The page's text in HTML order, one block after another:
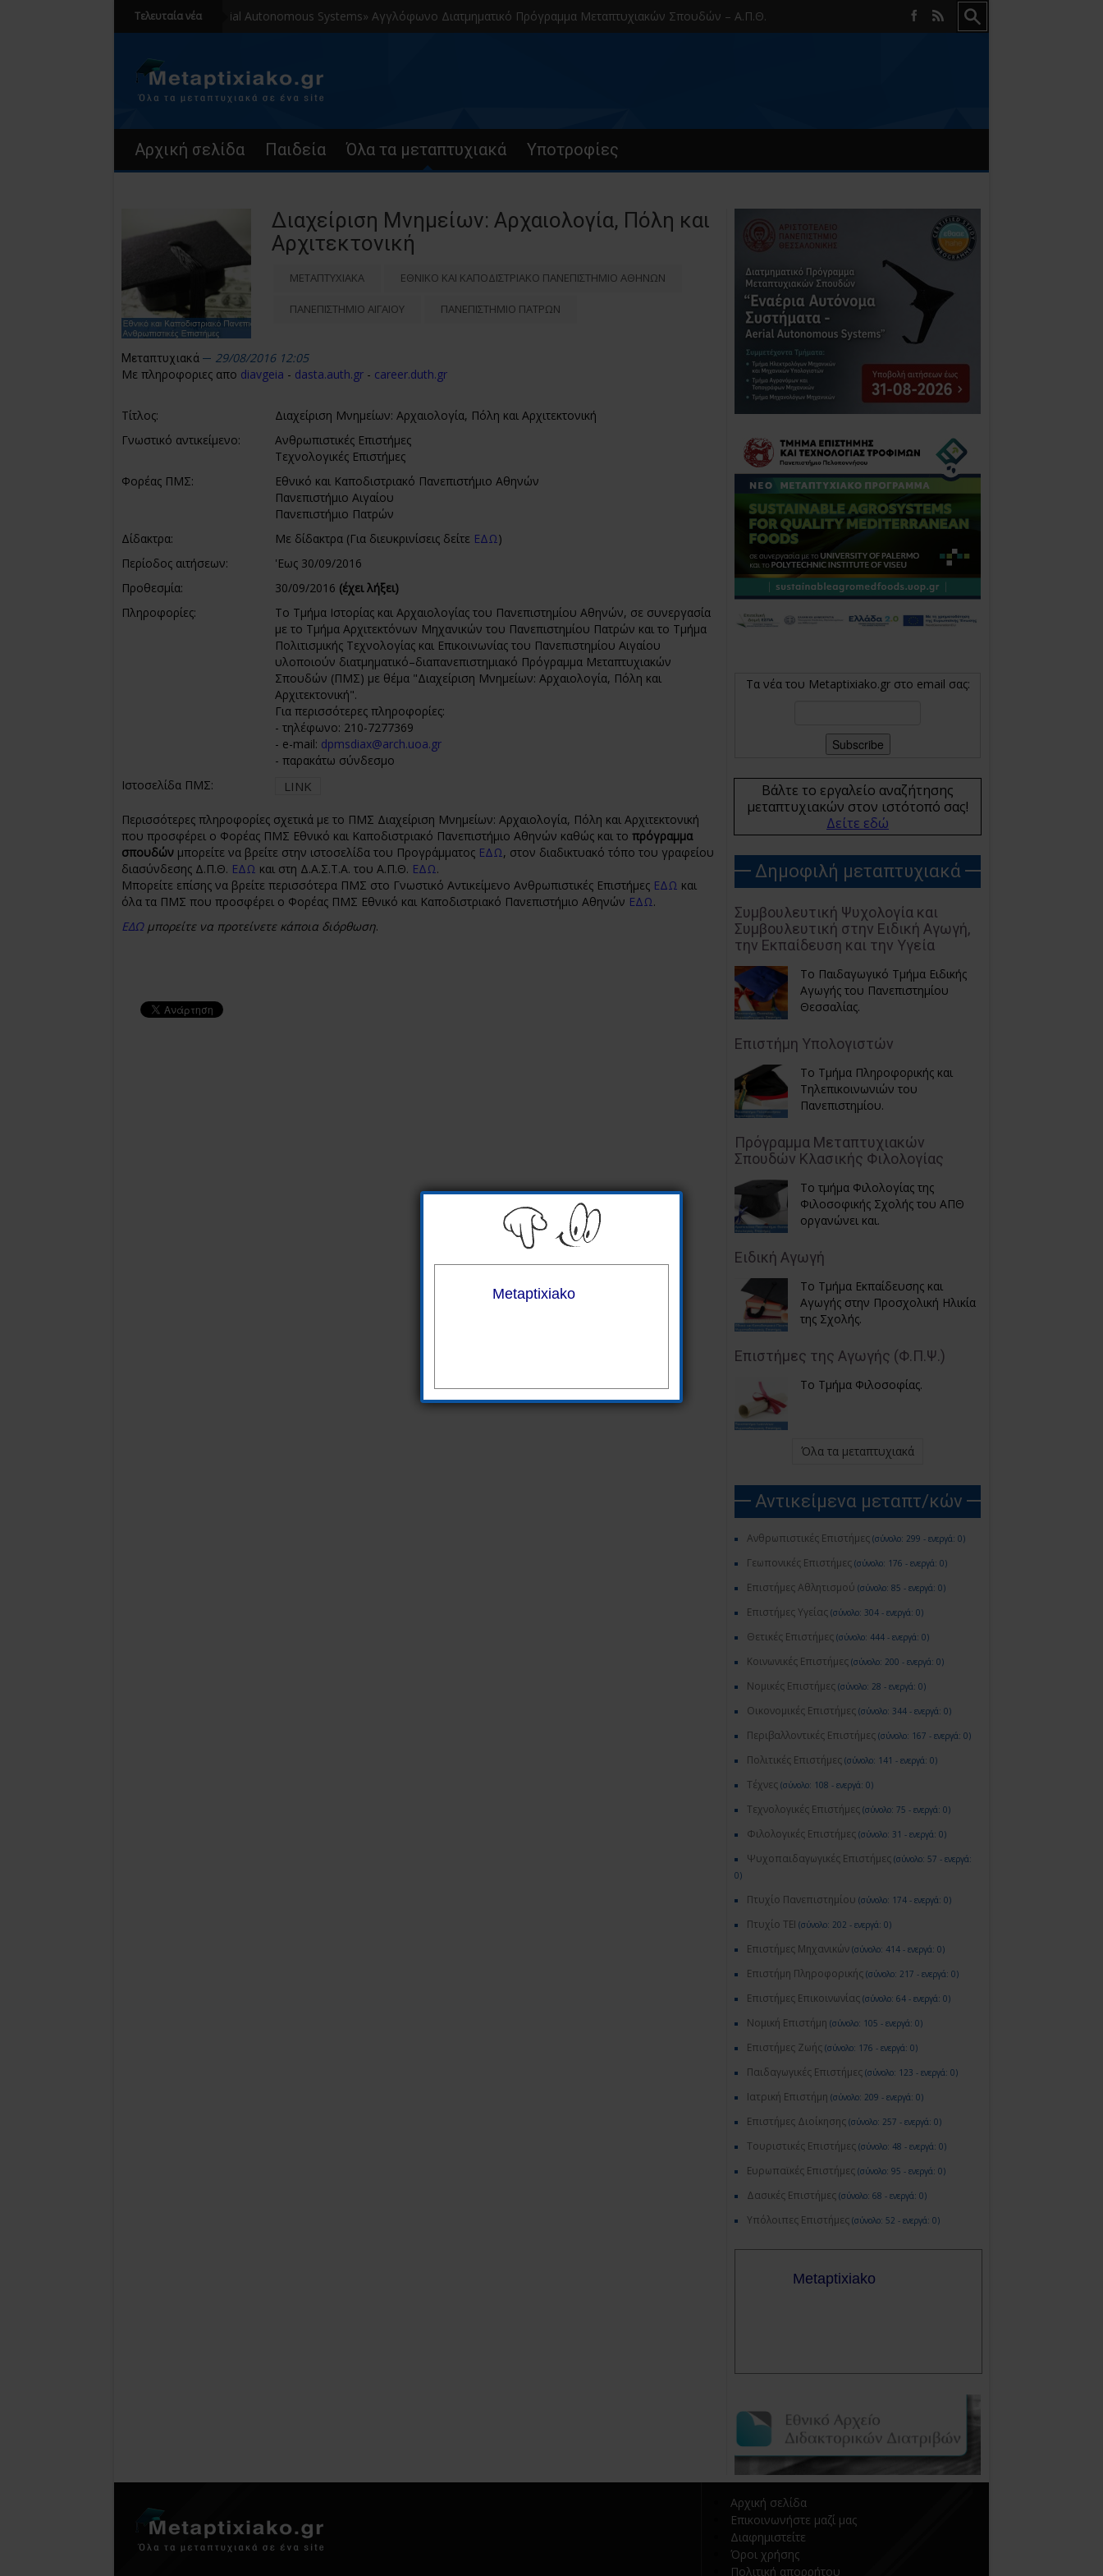
Τελευταία νέα
«Aerial Autonomous Systems» Αγγλόφωνο Διατμηματικό Πρόγραμμα Μεταπτυχιακών Σπουδών – Α.Π.Θ.
Αρχική σελίδα Παιδεία Όλα τα μεταπτυχιακά Υποτροφίες
Διαχείριση Μνημείων: Αρχαιολογία, Πόλη και
Αρχιτεκτονική
ΜΕΤΑΠΤΥΧΙΑΚΑ ΕΘΝΙΚΟ ΚΑΙ ΚΑΠΟΔΙΣΤΡΙΑΚΟ ΠΑΝΕΠΙΣΤΗΜΙΟ ΑΘΗΝΩΝ
ΠΑΝΕΠΙΣΤΗΜΙΟ ΑΙΓΑΙΟΥ ΠΑΝΕΠΙΣΤΗΜΙΟ ΠΑΤΡΩΝ
Μεταπτυχιακά
29/08/2016 12:05
Με πληροφοριες απο diavgeia - dasta.auth.gr - career.duth.gr
Τίτλος:
Διαχείριση Μνημείων: Αρχαιολογία, Πόλη και Αρχιτεκτονική
Γνωστικό αντικείμενο:
Ανθρωπιστικές Επιστήμες
Τεχνολογικές Επιστήμες
Φορέας ΠΜΣ:
Εθνικό και Καποδιστριακό Πανεπιστήμιο Αθηνών
Πανεπιστήμιο Αιγαίου
Πανεπιστήμιο Πατρών
Δίδακτρα:
Με δίδακτρα (Για διευκρινίσεις δείτε ΕΔΩ)
Περίοδος αιτήσεων:
'Eως 30/09/2016
Προθεσμία:
30/09/2016 (έχει λήξει)
Πληροφορίες:
Το Τμήμα Ιστορίας και Αρχαιολογίας του Πανεπιστημίου Αθηνών, σε συνεργασία
με το Τμήμα Αρχιτεκτόνων Μηχανικών του Πανεπιστημίου Πατρών και το Τμήμα
Πολιτισμικής Τεχνολογίας και Επικοινωνίας του Πανεπιστημίου Αιγαίου
υλοποιούν διατμηματικό–διαπανεπιστημιακό Πρόγραμμα Μεταπτυχιακών
Σπουδών (ΠΜΣ) με θέμα "Διαχείριση Μνημείων: Αρχαιολογία, Πόλη και
Αρχιτεκτονική".
Για περισσότερες πληροφορίες:
- τηλέφωνο: 210-7277369
- e-mail: dpmsdiax@arch.uoa.gr
- παρακάτω σύνδεσμο
Ιστοσελίδα ΠΜΣ:
LINK
Περισσότερες πληροφορίες σχετικά με το ΠΜΣ Διαχείριση Μνημείων: Αρχαιολογία, Πόλη και Αρχιτεκτονική
που προσφέρει ο Φορέας ΠΜΣ Εθνικό και Καποδιστριακό Πανεπιστήμιο Αθηνών καθώς και το πρόγραμμα
σπουδών μπορείτε να βρείτε στην ιστοσελίδα του Προγράμματος ΕΔΩ, στον διαδικτυακό τόπο του γραφείου
διασύνδεσης Δ.Π.Θ. ΕΔΩ και στη Δ.Α.Σ.Τ.Α. του Α.Π.Θ. ΕΔΩ.
Μπορείτε επίσης να βρείτε περισσότερα ΠΜΣ στο Γνωστικό Αντικείμενο Ανθρωπιστικές Επιστήμες ΕΔΩ και
όλα τα ΠΜΣ που προσφέρει ο Φορέας ΠΜΣ Εθνικό και Καποδιστριακό Πανεπιστήμιο Αθηνών ΕΔΩ.
ΕΔΩμπορείτε να προτείνετε κάποια διόρθωση.
Τα νέα του Metaptixiako.gr στο email σας:
Βάλτε το εργαλείο αναζήτησης
μεταπτυχιακών στον ιστότοπό σας!
Δείτε εδώ
Δημοφιλή μεταπτυχιακά
Συμβουλευτική Ψυχολογία και
Συμβουλευτική στην Ειδική Αγωγή,
την Εκπαίδευση και την Υγεία
Το Παιδαγωγικό Τμήμα Ειδικής
Αγωγής του Πανεπιστημίου
Θεσσαλίας.
Επιστήμη Υπολογιστών
Το Τμήμα Πληροφορικής και
Τηλεπικοινωνιών του
Πανεπιστημίου.
Πρόγραμμα Μεταπτυχιακών
Σπουδών Κλασικής Φιλολογίας
Το τμήμα Φιλολογίας της
Φιλοσοφικής Σχολής του ΑΠΘ
οργανώνει και.
Ειδική Αγωγή
Το Τμήμα Εκπαίδευσης και
Αγωγής στην Προσχολική Ηλικία
της Σχολής.
Επιστήμες της Αγωγής (Φ.Π.Ψ.)
Το Τμήμα Φιλοσοφίας.
Όλα τα μεταπτυχιακά
Αντικείμενα μεταπτ/κών
Ανθρωπιστικές Επιστήμες (σύνολο: 299 - ενεργά: 0)
Γεωπονικές Επιστήμες (σύνολο: 176 - ενεργά: 0)
Επιστήμες Αθλητισμού (σύνολο: 85 - ενεργά: 0)
Επιστήμες Υγείας (σύνολο: 304 - ενεργά: 0)
Θετικές Επιστήμες (σύνολο: 444 - ενεργά: 0)
Κοινωνικές Επιστήμες (σύνολο: 200 - ενεργά: 0)
Νομικές Επιστήμες (σύνολο: 28 - ενεργά: 0)
Οικονομικές Επιστήμες (σύνολο: 344 - ενεργά: 0)
Περιβαλλοντικές Επιστήμες (σύνολο: 167 - ενεργά: 0)
Πολιτικές Επιστήμες (σύνολο: 141 - ενεργά: 0)
Τέχνες (σύνολο: 108 - ενεργά: 0)
Τεχνολογικές Επιστήμες (σύνολο: 75 - ενεργά: 0)
Φιλολογικές Επιστήμες (σύνολο: 31 - ενεργά: 0)
Ψυχοπαιδαγωγικές Επιστήμες (σύνολο: 57 - ενεργά:
0)
Πτυχίο Πανεπιστημίου (σύνολο: 174 - ενεργά: 0)
Πτυχίο ΤΕΙ (σύνολο: 202 - ενεργά: 0)
Επιστήμες Μηχανικών (σύνολο: 414 - ενεργά: 0)
Επιστήμη Πληροφορικής (σύνολο: 217 - ενεργά: 0)
Επιστήμες Επικοινωνίας (σύνολο: 64 - ενεργά: 0)
Νομική Επιστήμη (σύνολο: 105 - ενεργά: 0)
Επιστήμες Ζωής (σύνολο: 176 - ενεργά: 0)
Παιδαγωγικές Επιστήμες (σύνολο: 123 - ενεργά: 0)
Ιατρική Επιστήμη (σύνολο: 209 - ενεργά: 0)
Επιστήμες Διοίκησης (σύνολο: 257 - ενεργά: 0)
Τουριστικές Επιστήμες (σύνολο: 48 - ενεργά: 0)
Ευρωπαϊκές Επιστήμες (σύνολο: 95 - ενεργά: 0)
Δασικές Επιστήμες (σύνολο: 68 - ενεργά: 0)
Υπόλοιπες Επιστήμες (σύνολο: 52 - ενεργά: 0)
Αρχική σελίδα
Επικοινωνήστε μαζί μας
Διαφημιστείτε
Όροι χρήσης
Πολιτική απορρήτου